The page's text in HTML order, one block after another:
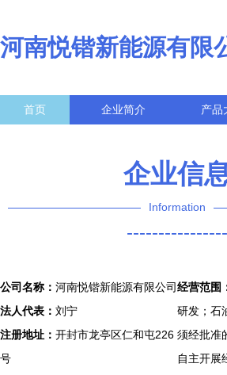
河南悦锴新能源有限
首页 企业简介 产品
企业信
Information
----------------
公司名称： 河南悦锴新能源有限公司
法人代表： 刘宁
注册地址： 开封市龙亭区仁和屯226
号
经营范围
研发；石
须经批准
自主开展